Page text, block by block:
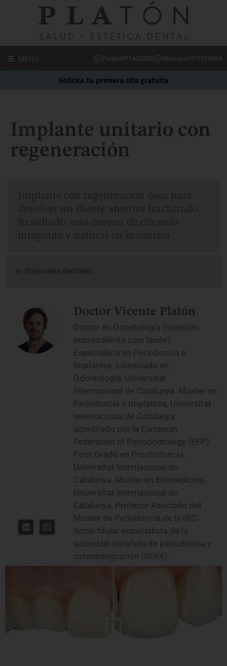
MENÚ Palma971452028 Manacor971554964
Solicita tu primera cita gratuita
Implante unitario con
regeneración
Implantes dentales
Doctor Vicente Platón
Doctor en Odontología (mención
sobresaliente cum laude).
Especialista en Periodoncia e
Implantes. Licenciado en
Odontología, Universitat
Internacional de Catalunya. Master en
Periodoncia e Implantes, Universitat
Internacional de Catalunya
acreditado por la European
Federation of Periodontology (EFP).
Post-Grado en Prostodoncia,
Universitat Internacional de
Catalunya. Master en Biomedicina,
Universitat Internacional de
Catalunya. Profesor Asociado del
Master de Periodoncia de la UIC.
Socio titular especialista de la
sociedad española de periodoncia y
osteointegración (SEPA).